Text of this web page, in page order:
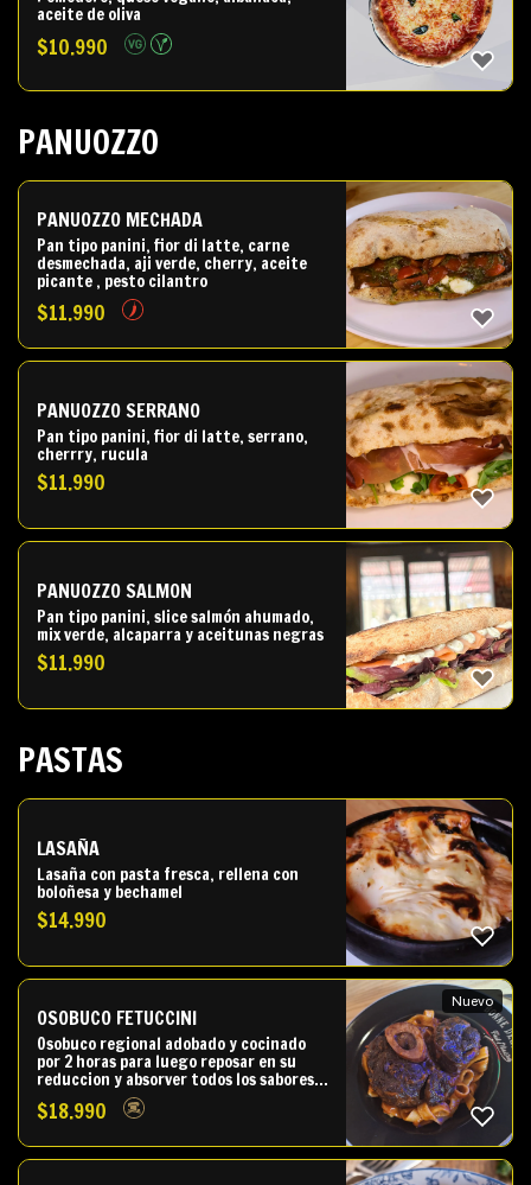
aceite de oliva
$10.990
PANUOZZO
PANUOZZO MECHADA
Pan tipo panini, fior di latte, carne
desmechada, aji verde, cherry, aceite
picante , pesto cilantro
$11.990
PANUOZZO SERRANO
Pan tipo panini, fior di latte, serrano,
cherrry, rucula
$11.990
PANUOZZO SALMON
Pan tipo panini, slice salmón ahumado,
mix verde, alcaparra y aceitunas negras
$11.990
PASTAS
LASAÑA
Lasaña con pasta fresca, rellena con
boloñesa y bechamel
$14.990
OSOBUCO FETUCCINI
Osobuco regional adobado y cocinado
por 2 horas para luego reposar en su
reduccion y absorver todos los sabores,
acompañado de nuestros Fetuccini de
preparación propia.
$18.990
Nuevo